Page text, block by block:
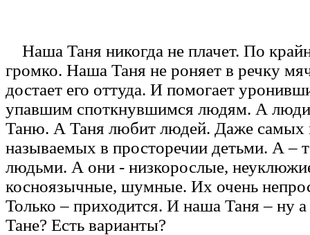
Наша Таня никогда не плачет. По
громко. Наша Таня не роняет в речку
достает его оттуда. И помогает
упавшим споткнувшимся людям. А
Таню. А Таня любит людей. Даже самых
называемых в просторечии детьми. А –
людьми. А они - низкорослые,
косноязычные, шумные. Их очень
Только – приходится. И наша Таня – ну
Тане? Есть варианты?